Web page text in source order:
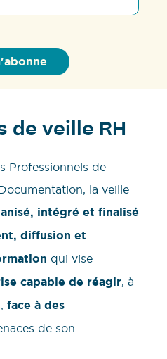
de veille RH
Professionnels de
la veille
intégré et finalisé
diffusion et
qui vise
capable de réagir, à
face à des
de son